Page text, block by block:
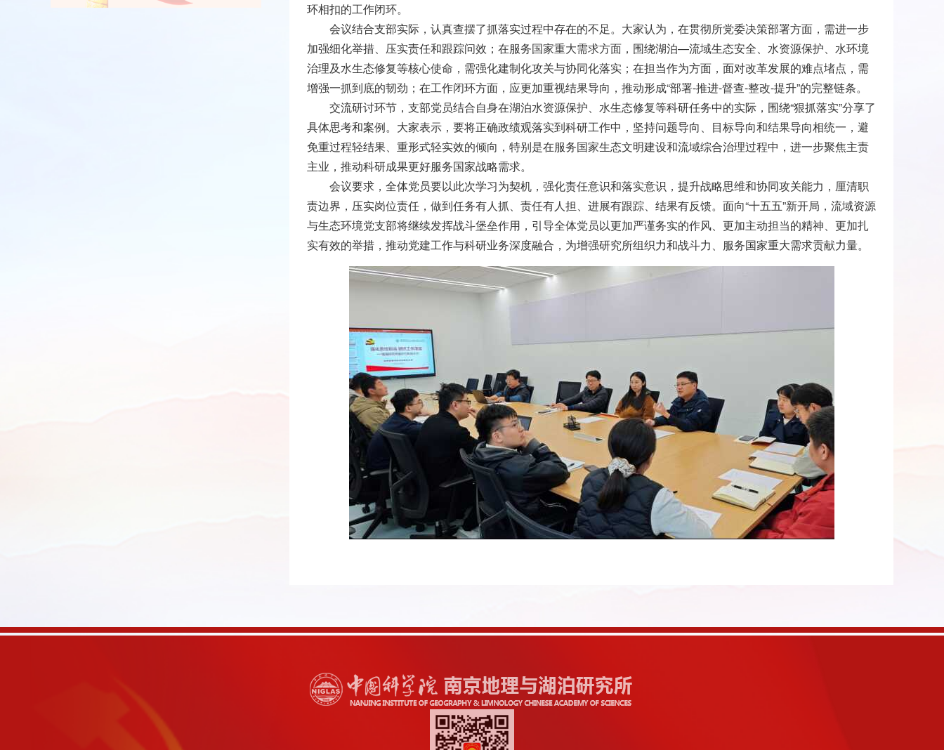
环相扣的工作闭环。
会议结合支部实际，认真查摆了抓落实过程中存在的不足。大家认为，在贯彻所党委决策部署方面，需进一步
加强细化举措、压实责任和跟踪问效；在服务国家重大需求方面，围绕湖泊—流域生态安全、水资源保护、水环境
治理及水生态修复等核心使命，需强化建制化攻关与协同化落实；在担当作为方面，面对改革发展的难点堵点，需
增强一抓到底的韧劲；在工作闭环方面，应更加重视结果导向，推动形成“部署-推进-督查-整改-提升”的完整链条。
交流研讨环节，支部党员结合自身在湖泊水资源保护、水生态修复等科研任务中的实际，围绕“狠抓落实”分享了
具体思考和案例。大家表示，要将正确政绩观落实到科研工作中，坚持问题导向、目标导向和结果导向相统一，避
免重过程轻结果、重形式轻实效的倾向，特别是在服务国家生态文明建设和流域综合治理过程中，进一步聚焦主责
主业，推动科研成果更好服务国家战略需求。
会议要求，全体党员要以此次学习为契机，强化责任意识和落实意识，提升战略思维和协同攻关能力，厘清职
责边界，压实岗位责任，做到任务有人抓、责任有人担、进展有跟踪、结果有反馈。面向“十五五”新开局，流域资源
与生态环境党支部将继续发挥战斗堡垒作用，引导全体党员以更加严谨务实的作风、更加主动担当的精神、更加扎
实有效的举措，推动党建工作与科研业务深度融合，为增强研究所组织力和战斗力、服务国家重大需求贡献力量。